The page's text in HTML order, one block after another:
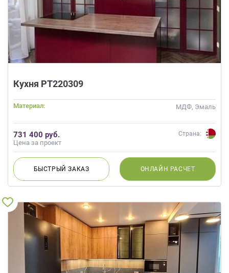
Кухня РТ220309
Материал: МДФ, Эмаль
731 400 руб.
Цена за проект
Страна:
БЫСТРЫЙЗАКАЗ ОНЛАЙН РАСЧЕТ